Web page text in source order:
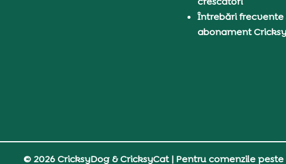
Întrebări frecvente
abonament
© 2026 CricksyDog & CricksyCat| Pentru comenzile